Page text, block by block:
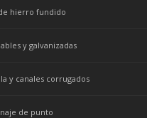
hierro fundido
y galvanizadas
y canales corrugados
de punto